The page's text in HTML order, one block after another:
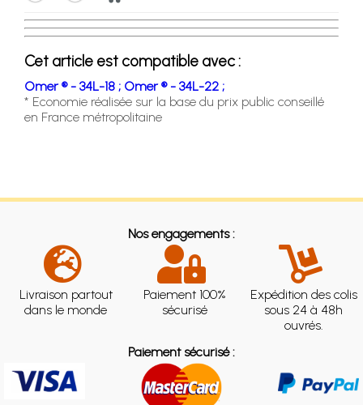
Cet article est compatible avec :
Omer ® - 34L-18 ; Omer ® - 34L-22 ;
* Economie réalisée sur la base du prix public conseillé
en France métropolitaine
Nos engagements :
Livraison partout
dans le monde
Paiement 100%
sécurisé
Expédition des colis
sous 24 à 48h
ouvrés.
Paiement sécurisé :